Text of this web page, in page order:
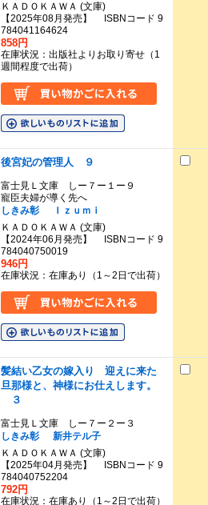
ＫＡＤＯＫＡＷＡ (文庫)
【2025年08月発売】 ISBNコード 9
784041164624
858円
在庫状況：出版社よりお取り寄せ（1
週間程度で出荷）
後宮妃の管理人 ９
富士見Ｌ文庫 しー７ー１ー９
寵臣夫婦が導く先へ
しきみ彰
Ｉｚｕｍｉ
ＫＡＤＯＫＡＷＡ (文庫)
【2024年06月発売】 ISBNコード 9
784040750019
946円
在庫状況：在庫あり（1～2日で出荷）
髪結い乙女の嫁入り 迎えに来た
旦那様と、神様にお仕えします。
３
富士見Ｌ文庫 しー７ー２ー３
しきみ彰
新井テル子
ＫＡＤＯＫＡＷＡ (文庫)
【2025年04月発売】 ISBNコード 9
784040752204
792円
在庫状況：在庫あり（1～2日で出荷）